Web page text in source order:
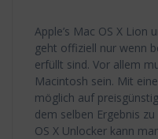
Apple’s Mac OS X Lion
geht offiziell nur wenn
erfüllt sind. Vor allem
Macintosh sein. Mit
möglich auf
dem selben Ergebnis
OS X Unlocker kann